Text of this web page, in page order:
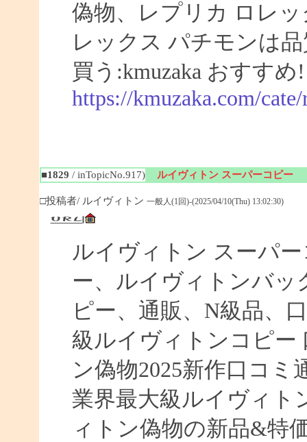
偽物、レプリカ ロレ
レックス パチモンは
買う:kmuzaka おすすめ!
https://kmuzaka.com/
■1829 / inTopicNo.917) ルイヴィトン スーパーコピー
□投稿者/ ルイヴィトン 一般人(1回)-(2025/04/10(Thu) 13:02:30)
ルイヴィトン スーパ
ー、ルイヴィトンバ
ピー、通販、N級品、
級ルイヴィトンコピー
ン偽物2025新作口コ
業界最大級ルイヴィト
ィトン偽物の新品&特